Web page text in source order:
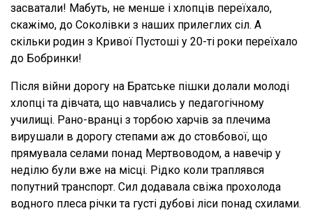
засватали! Мабуть, не менше і хлопців переїхало,
скажімо, до Соколівки з наших прилеглих сіл. А
скільки родин з Кривої Пустоші у 20-ті роки переїхало
до Бобринки!
Після війни дорогу на Братське пішки долали молоді
хлопці та дівчата, що навчались у педагогічному
училищі. Рано-вранці з торбою харчів за плечима
вирушали в дорогу степами аж до стовбової, що
прямувала селами понад Мертвоводом, а навечір у
неділю були вже на місці. Рідко коли траплявся
попутний транспорт. Сил додавала свіжа прохолода
водного плеса річки та густі дубові ліси понад схилами.